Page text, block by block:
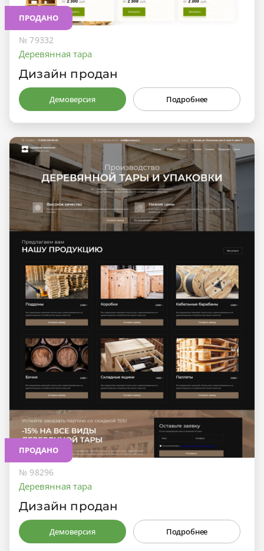
ПРОДАНО
№ 79332
Деревянная тара
Дизайн продан
Демоверсия Подробнее
ПРОДАНО
№ 98296
Деревянная тара
Дизайн продан
Демоверсия Подробнее